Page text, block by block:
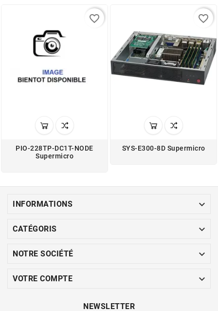
PIO-228TP-DC1T-NODE
Supermicro
favorite_border
SYS-E300-8D Supermicro
favorite_border
INFORMATIONS 
CATÉGORIS 
NOTRE SOCIÉTÉ 
VOTRE COMPTE 
NEWSLETTER